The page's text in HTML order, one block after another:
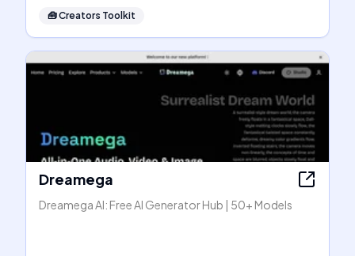
🧰Creators Toolkit
Dreamega
Dreamega AI: Free AI Generator Hub | 50+ Models